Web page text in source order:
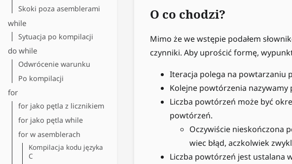
Skoki poza asemblerami
while
Sytuacja po kompilacji
do while
Odwrócenie warunku
Po kompilacji
for
for jako pętla z licznikiem
for jako pętla while
for w asemblerach
Kompilacja kodu języka
C
O co chodzi?
Mimo że we wstępie podałem
czynniki. Aby uprościć formę,
Iteracja polega na powtarzaniu
Kolejne powtórzenia
Liczba powtórzeń może być
powtórzeń.
Oczywiście nieskończona
wiec błąd, aczkolwiek
Liczba powtórzeń jest ustalana